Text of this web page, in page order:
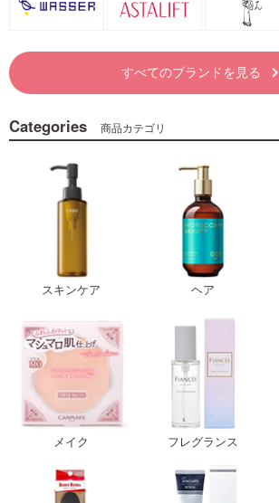
すべてのブランドを見る keyboard_arrow_right
Categories 商品カテゴリ
スキンケア ヘア
メイク フレグランス